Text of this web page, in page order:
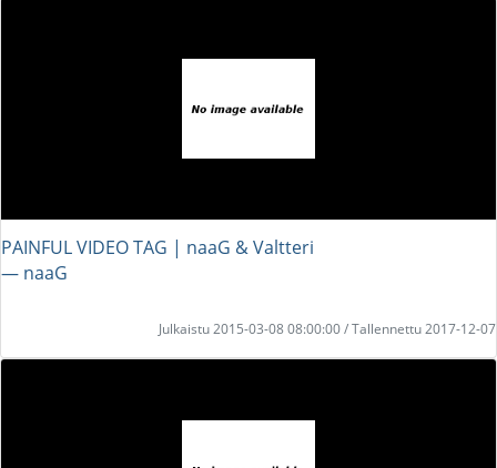
PAINFUL VIDEO TAG | naaG & Valtteri
― naaG
Julkaistu 2015-03-08 08:00:00 / Tallennettu 2017-12-07